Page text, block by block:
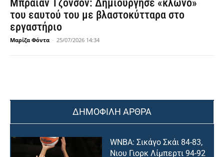
Μπράιαν Τζόνσον: Δημιούργησε «κλώνο»
του εαυτού του με βλαστοκύτταρα στο
εργαστήριο
Μαρίζα Φόντα - 25/07/2026 14:34
ΔΗΜΟΦΙΛΗ ΑΡΘΡΑ
WNBA: Σικάγο Σκάι 84-83,
Νιου Γιορκ Λίμπερτι 94-92